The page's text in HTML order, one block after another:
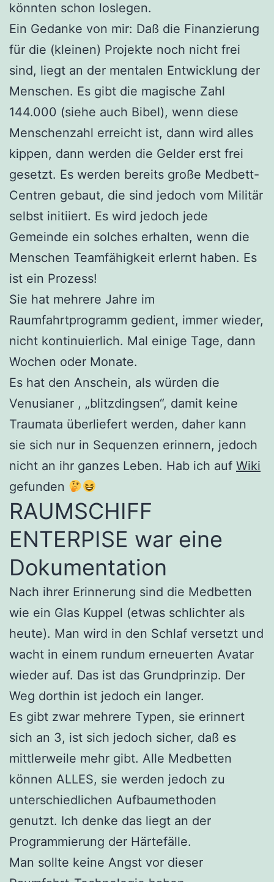
könnten schon loslegen.
Ein Gedanke von mir: Daß die Finanzierung
für die (kleinen) Projekte noch nicht frei
sind, liegt an der mentalen Entwicklung der
Menschen. Es gibt die magische Zahl
144.000 (siehe auch Bibel), wenn diese
Menschenzahl erreicht ist, dann wird alles
kippen, dann werden die Gelder erst frei
gesetzt. Es werden bereits große Medbett-
Centren gebaut, die sind jedoch vom Militär
selbst initiiert. Es wird jedoch jede
Gemeinde ein solches erhalten, wenn die
Menschen Teamfähigkeit erlernt haben. Es
ist ein Prozess!
Sie hat mehrere Jahre im
Raumfahrtprogramm gedient, immer wieder,
nicht kontinuierlich. Mal einige Tage, dann
Wochen oder Monate.
Es hat den Anschein, als würden die
Venusianer , „blitzdingsen“, damit keine
Traumata überliefert werden, daher kann
sie sich nur in Sequenzen erinnern, jedoch
nicht an ihr ganzes Leben. Hab ich auf Wiki
gefunden
RAUMSCHIFF
ENTERPISE war eine
Dokumentation
Nach ihrer Erinnerung sind die Medbetten
wie ein Glas Kuppel (etwas schlichter als
heute). Man wird in den Schlaf versetzt und
wacht in einem rundum erneuerten Avatar
wieder auf. Das ist das Grundprinzip. Der
Weg dorthin ist jedoch ein langer.
Es gibt zwar mehrere Typen, sie erinnert
sich an 3, ist sich jedoch sicher, daß es
mittlerweile mehr gibt. Alle Medbetten
können ALLES, sie werden jedoch zu
unterschiedlichen Aufbaumethoden
genutzt. Ich denke das liegt an der
Programmierung der Härtefälle.
Man sollte keine Angst vor dieser